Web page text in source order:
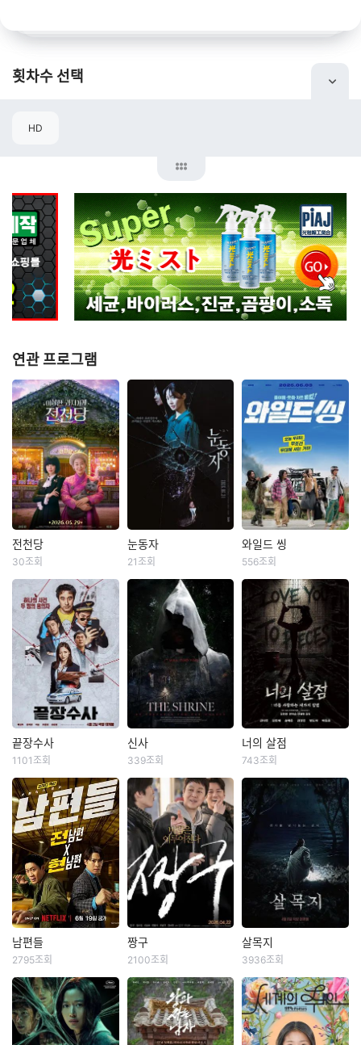
횟차수 선택
HD
연관 프로그램
전천당
“이 과자가 행운일지
불행일지는 손님 하
기 나름이지요” 간절
한 소원과 행운의 동
전을 지닌 사람 앞에
만 나타나는 신비한
과자 가게 ‘전천당’.
‘전천당’ 주인 ‘홍자’
앞에 행운의 동전을
지닌 손님들이 찾아
온다. 아픈 엄마를 낫
부터 강한 힘을 얻고
싶은 학생, 피아노를
잘 치고 싶은 입시 준
비생까지! 각자 원하
는 능력을 받게 되지
만, 그것도 잠시 질투
와 욕망을 파는 과자
가게 ‘화앙당’의 주인
‘요미’가 나타나면서
거부할 수 없는 제안
을 건네기 시작하는
데…
전천당
30조회
눈동자
유전병으로 점차 시
력을 잃어가는 사진
작가 ‘서진’(신민아).
어느 날, 자신보다 먼
저 시력을 잃었지만
도예가로 성공한 쌍
둥이 동생 ‘서인’(신민
아)이 죽어있는 것을
발견한다. 모두가 자
살이라 하지만, 서진
은 무언가 잘못됐음
작업실 속 의미를 알
수 없는 작품들, 그리
고 그날 그 자리에 있
었던 ‘누군가’. 아무도
자살이 아니라는 자
신의 말을 믿어주지
않자, 직접 진실을 좇
기 시작한 ‘서진’은 점
점 꺼져가는 시야 속
범인의 또 다른 표적
이 되어간다. 담당 형
사 ‘도혁’(김남희)은
서진의 눈이 되어 함
께 사건을 추적하고,
서서히 드러나는 실
체는 두 사람을 더욱
눈동자
21조회
와일드 씽
박지현
‘댄스머신’황현우‘절
대매력’변도미‘폭풍
래퍼’구상구! “우리는
트라이앵글입니다!”
한때 가요계를 휩쓸
었지만 예기치 못한
사건에 휘말려 하루
아침에 해체된 3인조
혼성 댄스 그룹 ‘트라
이앵글’. 20년 만에
의 발판이 될 ‘트라이
앵글’ 공연 제안이 들
어오고, 인생의 마지
막 기회를 잡기 위해
멤버들을 찾아 나선
다. “전쟁이 터져도,
오늘 우리는 무대에
서는 거야!” 생계형
방송인이 된 현우, 재
벌가 며느리가 된 도
미, 솔로 앨범으로 빚
더미에 앉은 상구까
지. 세 사람은 다시
모여 공연장으로 향
하지만, 과거 ‘트라이
앵글’의 라이벌 발라
와일드 씽
556조회
끝장수사
이솜
한때 잘 나가던 광역
수사대 에이스였지만
사건 말아먹고 인생
도 꼬인 형사 ‘재혁’에
게 명석한 두뇌, 돈과
패기로 무장한 인플
루언서 출신 신입 형
사 ‘중호’가 파트너로
낙점된다. 어느 것 하
나 맞지 않던 두 사람
회 헌금함에서 48,7
00원을 훔친 절도범
을 검거하고 그가 서
울 강남 살인사건의
끝장수사
1101조회
신사
고훈정
일본 고베의 버려진
마을. 이곳의 폐건물
로 전시를 기획하는
대학생들의 국제 교
류 활동이 한창이던
어느 날, 근처 폐허가
된 신사 답사를 갔던
학생이 실종된다. 연
이어 기괴한 모습으
로 죽거나 사라지는
그들의 매니저 '유
미'는 다시는 연락할
일 없을 줄 알았던
'명진'에게 도움을 요
신사
339조회
너의 살점
여동윤
좀비가 창궐한 세상,
엄마의 집착 속에 빙
상장을 떠나지 못하
는 피겨 유망주 아영.
사랑을 영원히 박제
하기 위해 자신의 귀
를 잘라 건네는 윤일.
좀비로 변한 동생을
살리기 위해 백신을
찾는 기쁨. 무엇도 믿
기괴한 세 가지 사랑
이 시작된다.
너의 살점
743조회
남편들
김지석
범죄 조직에게 납치
당한 아내를 구출하
남편들
2795조회
짱구
신승호
"99번째 오디션 낙
방! 자빠져도 다시 한
짱구
2100조회
살목지
김준한
기이한 소문이 끊이
지 않는 저수지 살목
살목지
3936조회